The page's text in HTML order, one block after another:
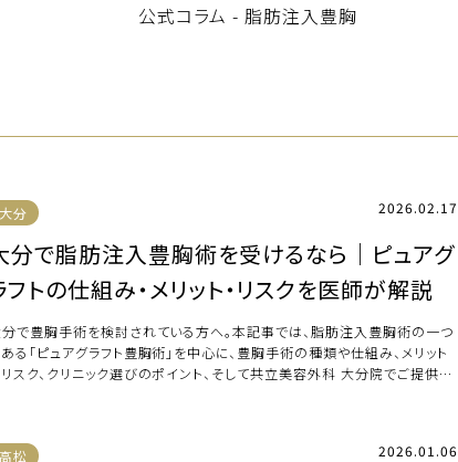
公式コラム - 脂肪注入豊胸
大分 2026.02.17
分で脂肪注入豊胸術を受けるなら｜ピュアグ
フトの仕組み・メリット・リスクを医師が解説
で豊胸手術を検討されている方へ。本記事では、脂肪注入豊胸術の一つ
る「ピュアグラフト豊胸術」を中心に、豊胸手術の種類や仕組み、メリット
スク、クリニック選びのポイント、そして共立美容外科 大分院でご提供し
高松 2026.01.06